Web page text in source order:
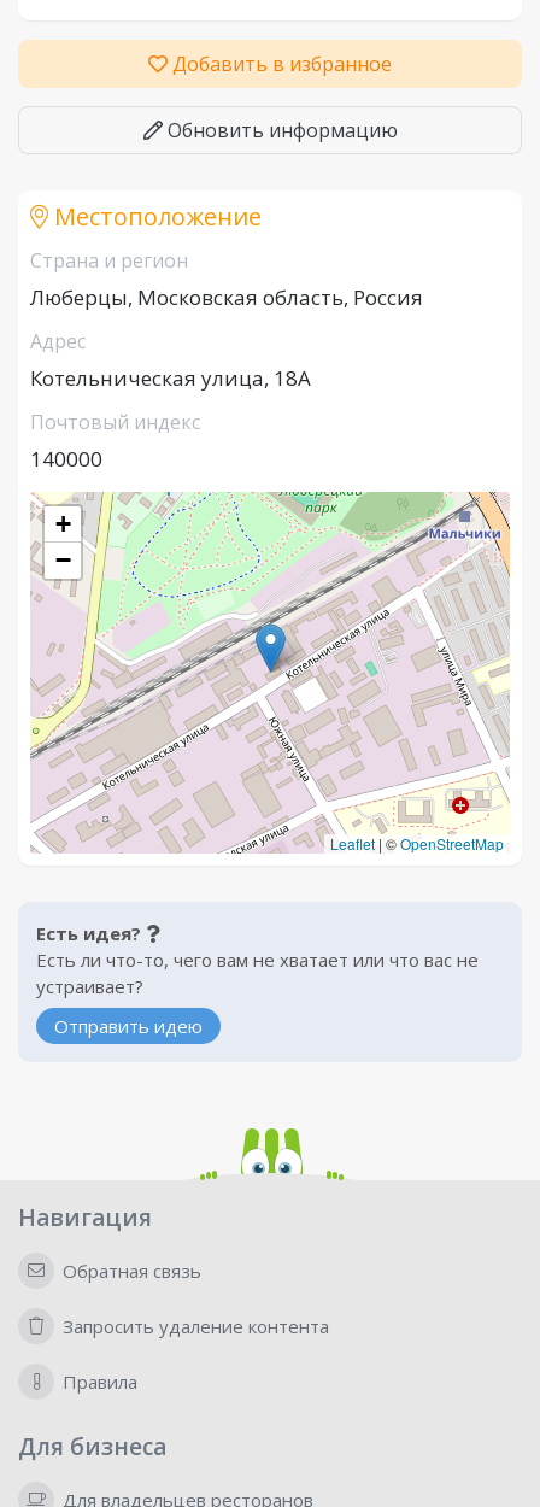
Добавить в избранное
Обновить информацию
Местоположение
Страна и регион
Люберцы, Московская область, Россия
Адрес
Котельническая улица, 18А
Почтовый индекс
140000
+
−
Leaflet | ©OpenStreetMap
Есть идея?
Есть ли что-то, чего вам не хватает или что вас не
устраивает?
Отправить идею
Навигация
Обратная связь
Запросить удаление контента
Правила
Для бизнеса
Для владельцев ресторанов